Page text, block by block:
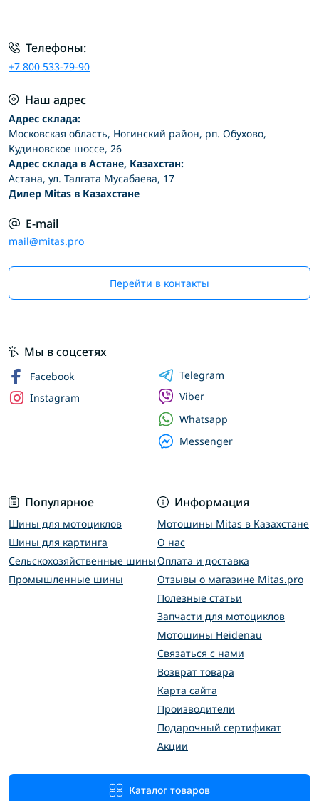
Телефоны:
+7 800 533-79-90
Наш адрес
Адрес склада:
Московская область, Ногинский район, рп. Обухово,
Кудиновское шоссе, 26
Адрес склада в Астане, Казахстан:
Астана, ул. Талгата Мусабаева, 17
Дилер Mitas в Казахстане
E-mail
mail@mitas.pro
Перейти в контакты
Популярное
Шины для мотоциклов
Шины для картинга
Сельскохозяйственные шины
Промышленные шины
Информация
Мотошины Mitas в Казахстане
О нас
Оплата и доставка
Отзывы о магазине Mitas.pro
Полезные статьи
Запчасти для мотоциклов
Мотошины Heidenau
Связаться с нами
Возврат товара
Карта сайта
Производители
Подарочный сертификат
Акции
Каталог товаров
Мы в соцсетях
Facebook
Instagram
Telegram
Viber
Whatsapp
Messenger